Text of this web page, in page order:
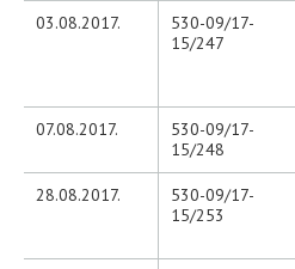
03.08.2017.
530-09/17-
15/247
07.08.2017.
530-09/17-
15/248
28.08.2017.
530-09/17-
15/253